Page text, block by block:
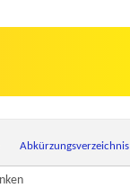
Abkürzungsverzeichnis